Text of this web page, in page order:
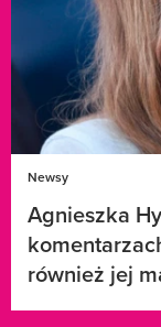
Newsy
Agnieszka
również jej